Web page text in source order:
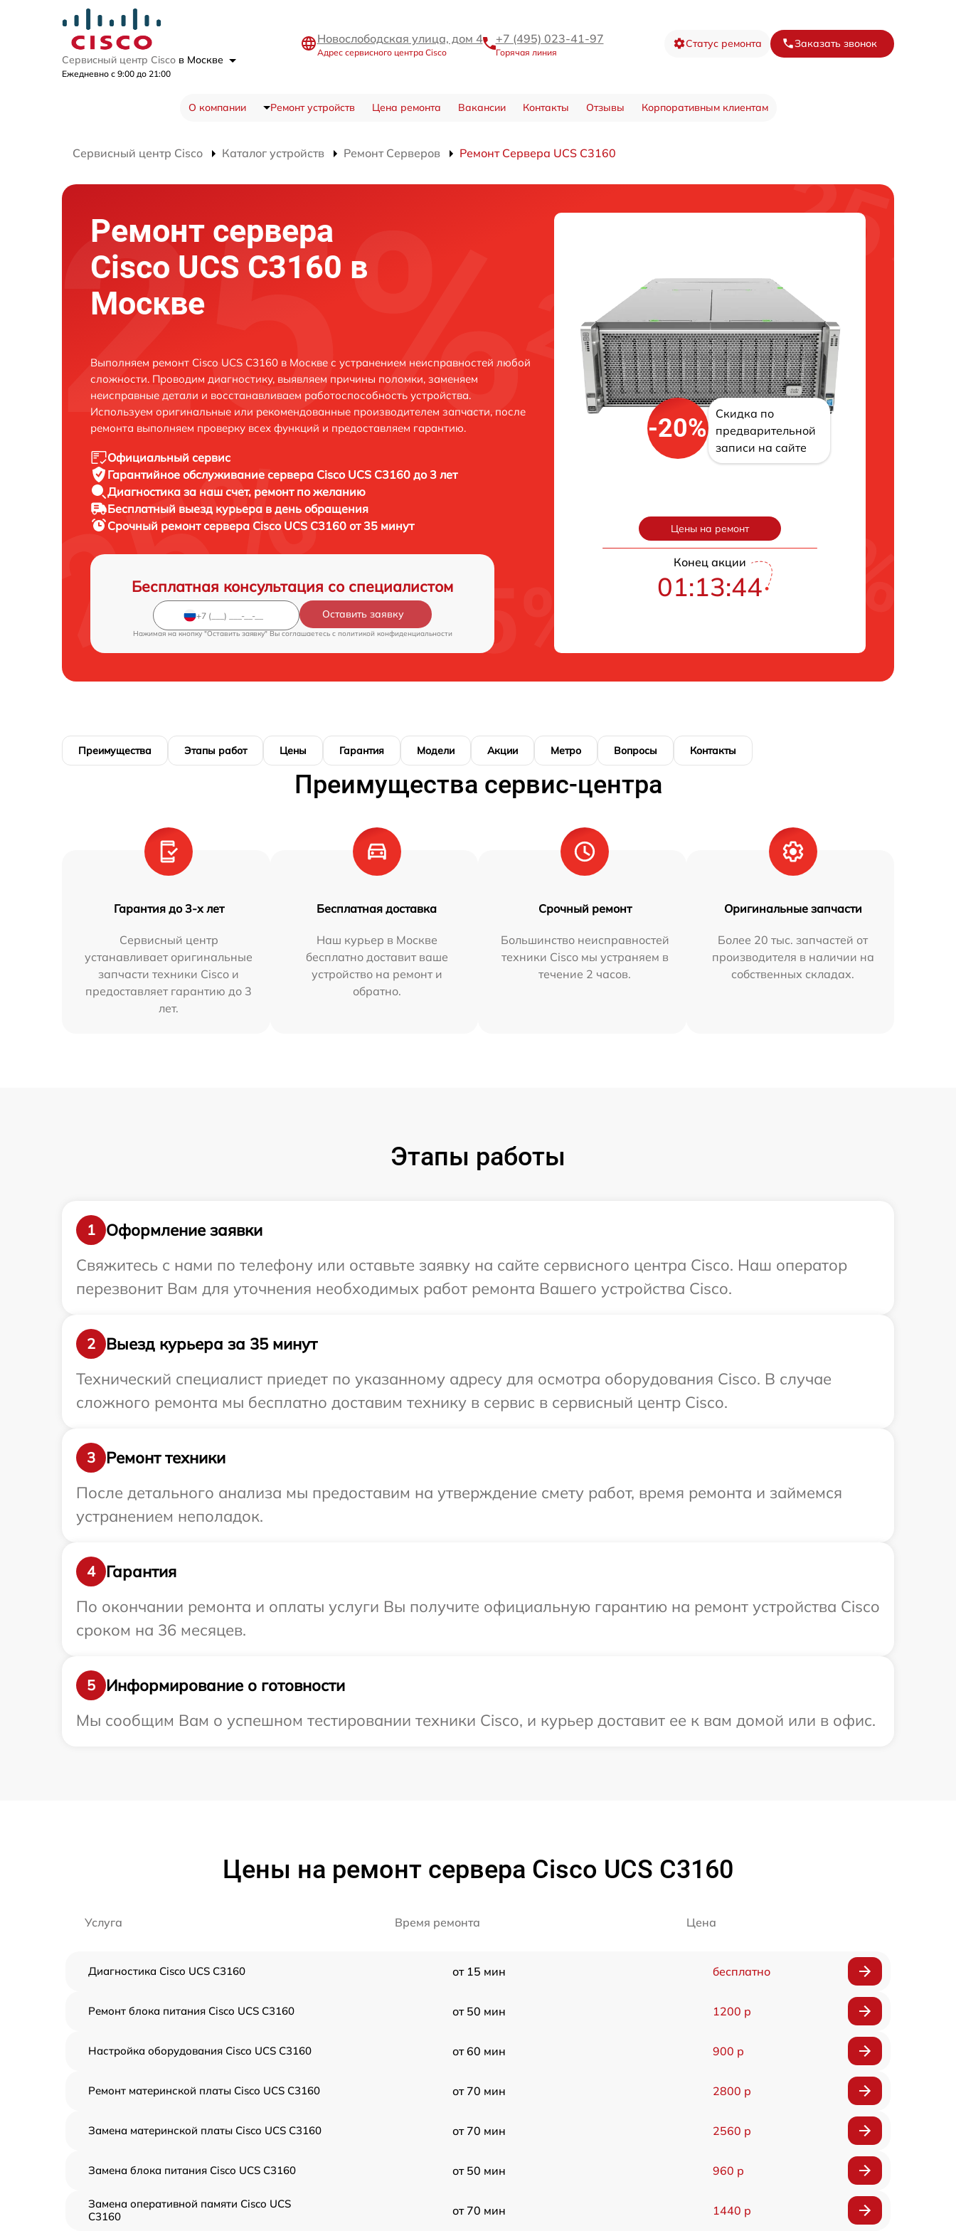
Сервисный центр Cisco в Москве
Ежедневно с 9:00 до 21:00
Новослободская улица, дом 4
Адрес сервисного центра Cisco
+7 (495) 023-41-97
Горячая линия
Статус ремонта Заказать звонок
О компании Ремонт устройств Цена ремонта Вакансии Контакты Отзывы Корпоративным клиентам
Сервисный центр Cisco Каталог устройств Ремонт Серверов Ремонт Сервера UCS C3160
Ремонт сервера
Cisco UCS C3160 в
Москве
Выполняем ремонт Cisco UCS C3160 в Москве с устранением неисправностей любой
сложности. Проводим диагностику, выявляем причины поломки, заменяем
неисправные детали и восстанавливаем работоспособность устройства.
Используем оригинальные или рекомендованные производителем запчасти, после
ремонта выполняем проверку всех функций и предоставляем гарантию.
Официальный сервис
Гарантийное обслуживание сервера Cisco UCS C3160 до 3 лет
Диагностика за наш счет, ремонт по желанию
Бесплатный выезд курьера в день обращения
Срочный ремонтсервера Cisco UCS C3160 от 35 минут
Бесплатная консультация со специалистом
Оставить заявку
Нажимая на кнопку "Оставить заявку" Вы соглашаетесь c политикой конфиденциальности
-20%
Скидка по
предварительной
записи на сайте
Цены на ремонт
Конец акции
01:13:43
Преимущества Этапы работ Цены Гарантия Модели Акции Метро Вопросы Контакты
Преимущества сервис-центра
Гарантия до 3-х лет
Сервисный центр
устанавливает оригинальные
запчасти техники Cisco и
предоставляет гарантию до 3
лет.
Бесплатная доставка
Наш курьер в Москве
бесплатно доставит ваше
устройство на ремонт и
обратно.
Срочный ремонт
Большинство неисправностей
техники Cisco мы устраняем в
течение 2 часов.
Оригинальные запчасти
Более 20 тыс. запчастей от
производителя в наличии на
собственных складах.
Этапы работы
1
Оформление заявки
Свяжитесь с нами по телефону или оставьте заявку на сайте сервисного центра Cisco. Наш оператор
перезвонит Вам для уточнения необходимых работ ремонта Вашего устройства Cisco.
2
Выезд курьера за 35 минут
Технический специалист приедет по указанному адресу для осмотра оборудования Cisco. В случае
сложного ремонта мы бесплатно доставим технику в сервис в сервисный центр Cisco.
3
Ремонт техники
После детального анализа мы предоставим на утверждение смету работ, время ремонта и займемся
устранением неполадок.
4
Гарантия
По окончании ремонта и оплаты услуги Вы получите официальную гарантию на ремонт устройства Cisco
сроком на 36 месяцев.
5
Информирование о готовности
Мы сообщим Вам о успешном тестировании техники Cisco, и курьер доставит ее к вам домой или в офис.
Цены на ремонт сервера Cisco UCS C3160
Услуга Время ремонта Цена
Диагностика Cisco UCS C3160 от 15 мин бесплатно
Ремонт блока питания Cisco UCS C3160 от 50 мин 1200 р
Настройка оборудования Cisco UCS C3160 от 60 мин 900 р
Ремонт материнской платы Cisco UCS C3160 от 70 мин 2800 р
Замена материнской платы Cisco UCS C3160 от 70 мин 2560 р
Замена блока питания Cisco UCS C3160 от 50 мин 960 р
Замена оперативной памяти Cisco UCS
C3160
от 70 мин 1440 р